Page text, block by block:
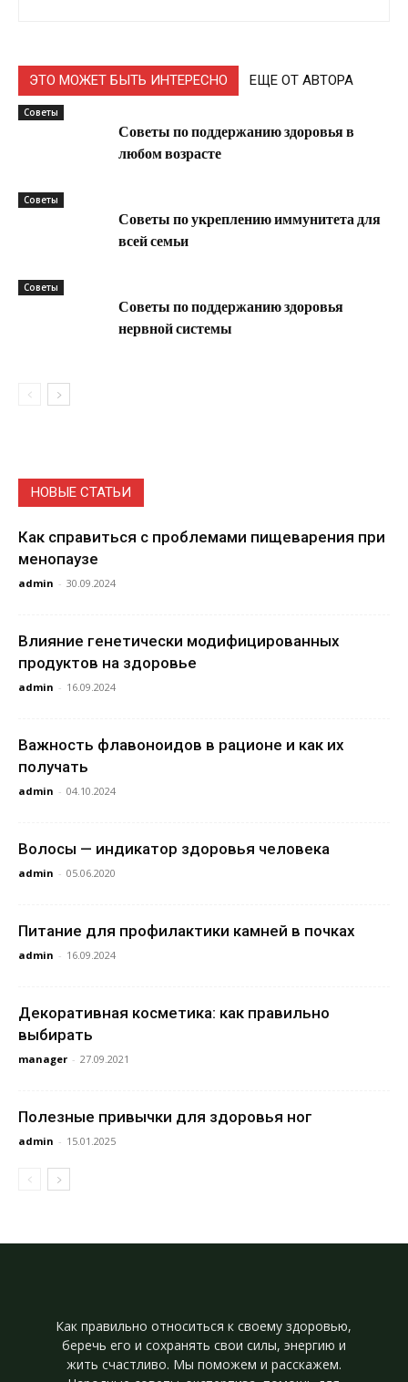
ЭТО МОЖЕТ БЫТЬ ИНТЕРЕСНО ЕЩЕ ОТ АВТОРА
Советы
Советы по поддержанию здоровья в
любом возрасте
Советы
Советы по укреплению иммунитета для
всей семьи
Советы
Советы по поддержанию здоровья
нервной системы
НОВЫЕ СТАТЬИ
Как справиться с проблемами пищеварения при
менопаузе
admin - 30.09.2024
Влияние генетически модифицированных
продуктов на здоровье
admin - 16.09.2024
Важность флавоноидов в рационе и как их
получать
admin - 04.10.2024
Волосы — индикатор здоровья человека
admin - 05.06.2020
Питание для профилактики камней в почках
admin - 16.09.2024
Декоративная косметика: как правильно
выбирать
manager - 27.09.2021
Полезные привычки для здоровья ног
admin - 15.01.2025
Как правильно относиться к своему здоровью,
беречь его и сохранять свои силы, энергию и
жить счастливо. Мы поможем и расскажем.